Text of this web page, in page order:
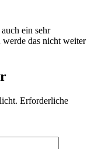
ein sehr
werde das nicht weiter
Erforderliche